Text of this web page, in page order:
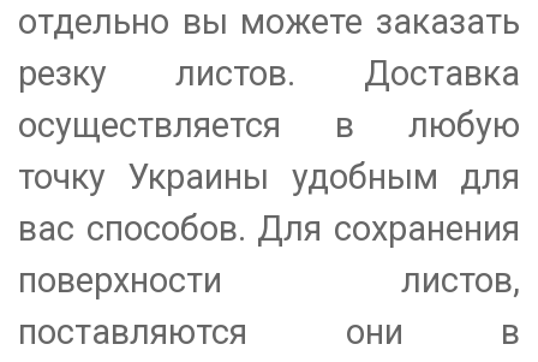
отдельно вы можете заказать
резку листов. Доставка
осуществляется в любую
точку Украины удобным для
вас способов. Для сохранения
поверхности листов,
поставляются они в